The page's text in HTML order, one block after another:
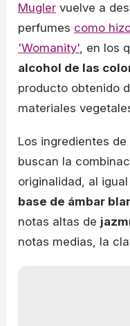
Mugler vuelve a
perfumes como
'Womanity', en los
alcohol de las
producto obtenido
materiales
Los ingredientes
buscan la
originalidad, al
base de ámbar
notas altas de
notas medias, la